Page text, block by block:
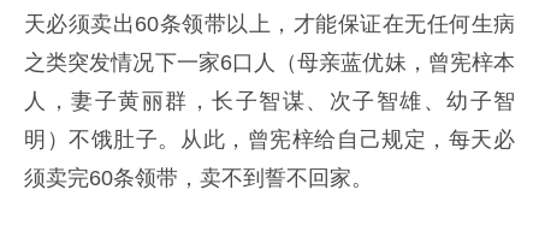
天必须卖出60条领带以上，才能保证在无任何生病
之类突发情况下一家6口人（母亲蓝优妹，曾宪梓本
人，妻子黄丽群，长子智谋、次子智雄、幼子智
明）不饿肚子。从此，曾宪梓给自己规定，每天必
须卖完60条领带，卖不到誓不回家。